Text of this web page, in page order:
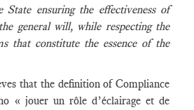
State ensuring the effectiveness of
general will, while respecting the
that constitute the essence of the
that the definition of Compliance
« jouer un rôle d’éclairage et de